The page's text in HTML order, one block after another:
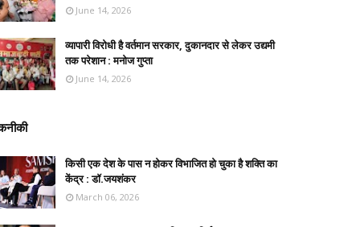
June 14, 2026
व्यापारी विरोधी है वर्तमान सरकार, दुकानदार से लेकर उद्यमी
तक परेशान : मनोज गुप्ता
June 14, 2026
किसी एक देश के पास न होकर विभाजित हो चुका है शक्ति का
केंद्र : डॉ.जयशंकर
March 06, 2026